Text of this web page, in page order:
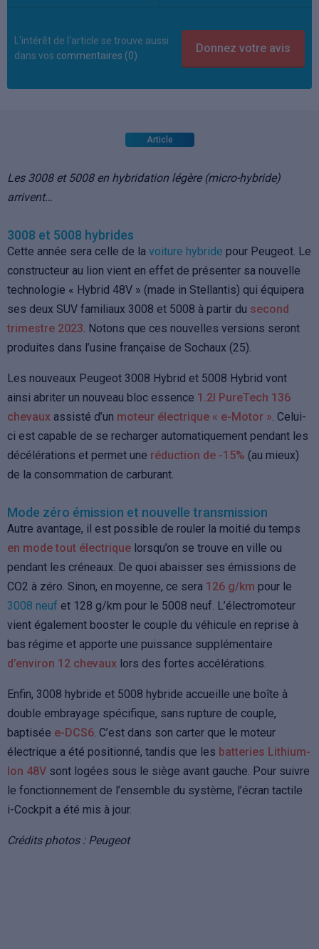
L'intérêt de l'article se trouve aussi
dans vos commentaires (0)
Article
Les 3008 et 5008 en hybridation légère (micro-hybride)
arrivent…
3008 et 5008 hybrides
Cette année sera celle de la voiture hybride pour Peugeot. Le
constructeur au lion vient en effet de présenter sa nouvelle
technologie « Hybrid 48V » (made in Stellantis) qui équipera
ses deux SUV familiaux 3008 et 5008 à partir du second
trimestre 2023. Notons que ces nouvelles versions seront
produites dans l’usine française de Sochaux (25).
Les nouveaux Peugeot 3008 Hybrid et 5008 Hybrid vont
ainsi abriter un nouveau bloc essence 1.2l PureTech 136
chevaux assisté d’un moteur électrique « e-Motor ». Celui-
ci est capable de se recharger automatiquement pendant les
décélérations et permet une réduction de -15% (au mieux)
de la consommation de carburant.
Mode zéro émission et nouvelle transmission
Autre avantage, il est possible de rouler la moitié du temps
en mode tout électrique lorsqu’on se trouve en ville ou
pendant les créneaux. De quoi abaisser ses émissions de
CO2 à zéro. Sinon, en moyenne, ce sera 126 g/km pour le
3008 neuf et 128 g/km pour le 5008 neuf. L’électromoteur
vient également booster le couple du véhicule en reprise à
bas régime et apporte une puissance supplémentaire
d’environ 12 chevaux lors des fortes accélérations.
Enfin, 3008 hybride et 5008 hybride accueille une boîte à
double embrayage spécifique, sans rupture de couple,
baptisée e-DCS6. C’est dans son carter que le moteur
électrique a été positionné, tandis que les batteries Lithium-
Ion 48V sont logées sous le siège avant gauche. Pour suivre
le fonctionnement de l’ensemble du système, l’écran tactile
i-Cockpit a été mis à jour.
Crédits photos : Peugeot